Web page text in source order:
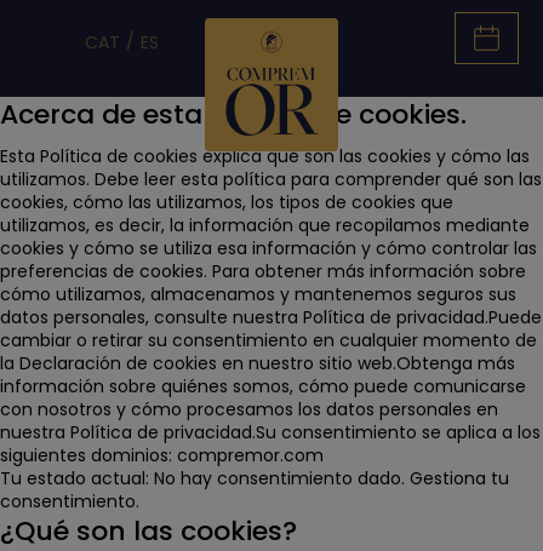
CAT ES
Acerca de esta política de cookies.
Esta Política de cookies explica qué son las cookies y cómo las
utilizamos. Debe leer esta política para comprender qué son las
cookies, cómo las utilizamos, los tipos de cookies que
utilizamos, es decir, la información que recopilamos mediante
cookies y cómo se utiliza esa información y cómo controlar las
preferencias de cookies. Para obtener más información sobre
cómo utilizamos, almacenamos y mantenemos seguros sus
datos personales, consulte nuestra Política de privacidad.Puede
cambiar o retirar su consentimiento en cualquier momento de
la Declaración de cookies en nuestro sitio web.Obtenga más
información sobre quiénes somos, cómo puede comunicarse
con nosotros y cómo procesamos los datos personales en
nuestra Política de privacidad.Su consentimiento se aplica a los
siguientes dominios: compremor.com
Tu estado actual: No hay consentimiento dado. Gestiona tu
consentimiento.
¿Qué son las cookies?